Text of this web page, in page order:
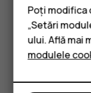
Tablete
Ștergeți o
Atingeți
Atingețimore_vert
Poți modifica
„Setări
ului. Află mai
modulele